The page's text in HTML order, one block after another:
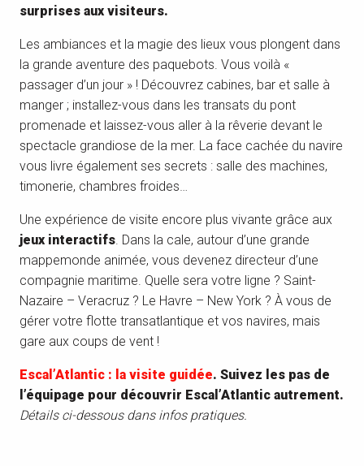
surprises aux visiteurs.
Les ambiances et la magie des lieux vous plongent dans
la grande aventure des paquebots. Vous voilà «
passager d’un jour » ! Découvrez cabines, bar et salle à
manger ; installez-vous dans les transats du pont
promenade et laissez-vous aller à la rêverie devant le
spectacle grandiose de la mer. La face cachée du navire
vous livre également ses secrets : salle des machines,
timonerie, chambres froides…
Une expérience de visite encore plus vivante grâce aux
jeux interactifs. Dans la cale, autour d’une grande
mappemonde animée, vous devenez directeur d’une
compagnie maritime. Quelle sera votre ligne ? Saint-
Nazaire – Veracruz ? Le Havre – New York ? À vous de
gérer votre flotte transatlantique et vos navires, mais
gare aux coups de vent !
Escal’Atlantic : la visite guidée. Suivez les pas de
l’équipage pour découvrir Escal’Atlantic autrement.
Détails ci-dessous dans infos pratiques.